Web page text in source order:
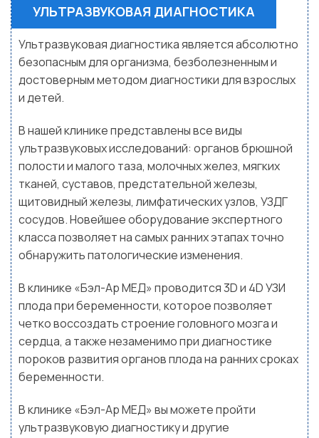
УЛЬТРАЗВУКОВАЯ ДИАГНОСТИКА
Ультразвуковая диагностика является абсолютно
безопасным для организма, безболезненным и
достоверным методом диагностики для взрослых
и детей.
В нашей клинике представлены все виды
ультразвуковых исследований: органов брюшной
полости и малого таза, молочных желез, мягких
тканей, суставов, предстательной железы,
щитовидный железы, лимфатических узлов, УЗДГ
сосудов. Новейшее оборудование экспертного
класса позволяет на самых ранних этапах точно
обнаружить патологические изменения.
В клинике «Бэл-Ар МЕД» проводится 3D и 4D УЗИ
плода при беременности, которое позволяет
четко воссоздать строение головного мозга и
сердца, а также незаменимо при диагностике
пороков развития органов плода на ранних сроках
беременности.
В клинике «Бэл-Ар МЕД» вы можете пройти
ультразвуковую диагностику и другие